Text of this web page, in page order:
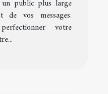
un public plus large
de vos messages.
votre